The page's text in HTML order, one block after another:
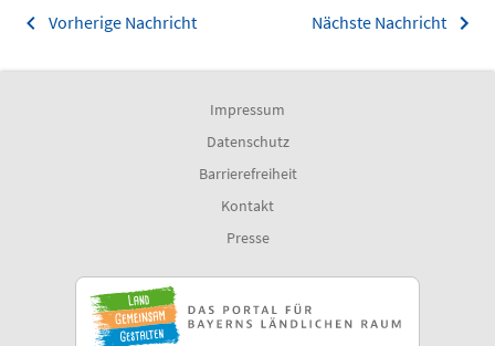
Vorherige Nachricht Nächste Nachricht
Impressum
Datenschutz
Barrierefreiheit
Kontakt
Presse